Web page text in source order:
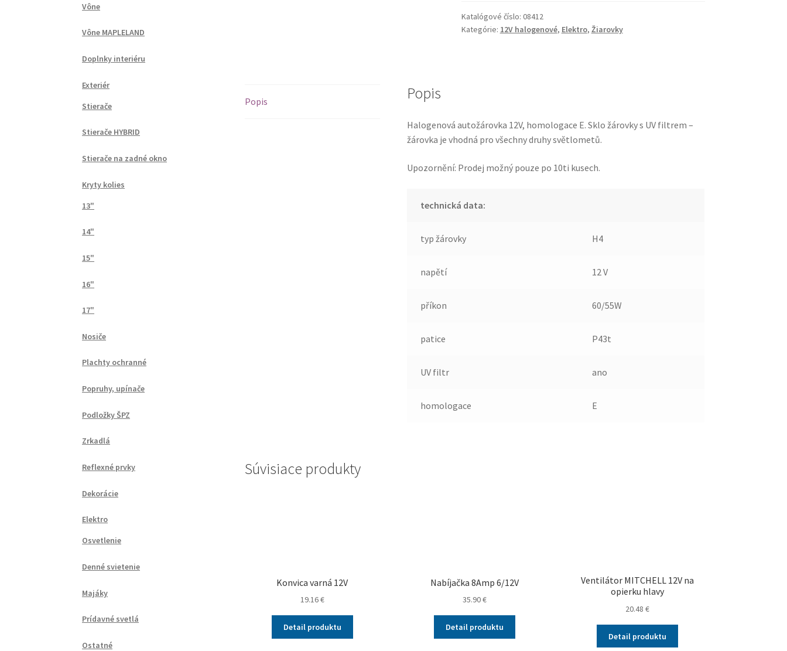
60/55W
P43t
Katalógové číslo: 08412
Kategórie: 12V halogenové, Elektro, Žiarovky
Popis Popis
Halogenová autožárovka 12V, homologace E. Sklo žárovky s UV filtrem –
žárovka je vhodná pro všechny druhy světlometů.
Upozornění: Prodej možný pouze po 10ti kusech.
technická data:
typ žárovky H4
napětí 12 V
příkon 60/55W
patice P43t
UV filtr ano
homologace E
Súvisiace produkty
Konvica varná 12V
19.16€
Detail produktu
Nabíjačka 8Amp 6/12V
35.90€
Detail produktu
Ventilátor MITCHELL 12V na
opierku hlavy
20.48 €
Detail produktu
Vône
Vône MAPLELAND
Doplnky interiéru
Exteriér
Stierače
Stierače HYBRID
Stierače na zadné okno
Kryty kolies
13"
14"
15"
16"
17"
Nosiče
Plachty ochranné
Popruhy, upínače
Podložky ŠPZ
Zrkadlá
Reflexné prvky
Dekorácie
Elektro
Osvetlenie
Denné svietenie
Majáky
Prídavné svetlá
Ostatné